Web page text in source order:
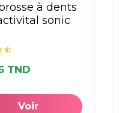
sonic
TND
Voir